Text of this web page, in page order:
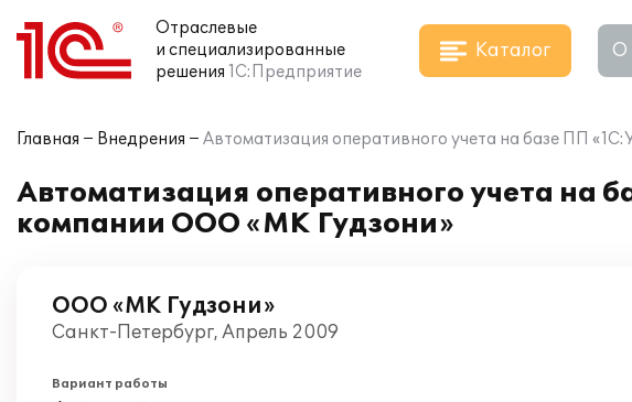
Отраслевые
и специализированные
решения 1С:Предприятие
Каталог О
Главная Внедрения Автоматизация оперативного учета на базе ПП
Автоматизация оперативного учета на
компании ООО «МК Гудзони»
ООО «МК Гудзони»
Санкт-Петербург, Апрель 2009
Вариант работы